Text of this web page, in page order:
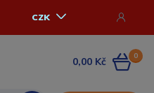
CZK
0
0,00 Kč